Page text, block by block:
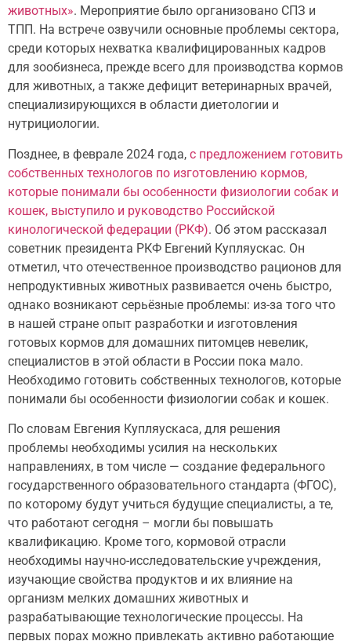
животных». Мероприятие было организовано СПЗ и
ТПП. На встрече озвучили основные проблемы сектора,
среди которых нехватка квалифицированных кадров
для зообизнеса, прежде всего для производства кормов
для животных, а также дефицит ветеринарных врачей,
специализирующихся в области диетологии и
нутрициологии.
Позднее, в феврале 2024 года, с предложением готовить
собственных технологов по изготовлению кормов,
которые понимали бы особенности физиологии собак и
кошек, выступило и руководство Российской
кинологической федерации (РКФ). Об этом рассказал
советник президента РКФ Евгений Купляускас. Он
отметил, что отечественное производство рационов для
непродуктивных животных развивается очень быстро,
однако возникают серьёзные проблемы: из-за того что
в нашей стране опыт разработки и изготовления
готовых кормов для домашних питомцев невелик,
специалистов в этой области в России пока мало.
Необходимо готовить собственных технологов, которые
понимали бы особенности физиологии собак и кошек.
По словам Евгения Купляускаса, для решения
проблемы необходимы усилия на нескольких
направлениях, в том числе — создание федерального
государственного образовательного стандарта (ФГОС),
по которому будут учиться будущие специалисты, а те,
что работают сегодня – могли бы повышать
квалификацию. Кроме того, кормовой отрасли
необходимы научно-исследовательские учреждения,
изучающие свойства продуктов и их влияние на
организм мелких домашних животных и
разрабатывающие технологические процессы. На
первых порах можно привлекать активно работающие